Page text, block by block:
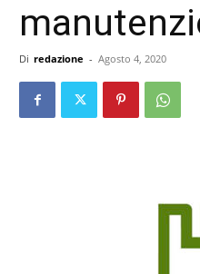
Di redazione - Agosto 4, 2020